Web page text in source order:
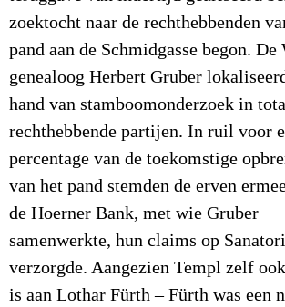
zoektocht naar de rechthebbenden
pand aan de Schmidgasse begon. De
genealoog Herbert Gruber
hand van stamboomonderzoek in
rechthebbende partijen. In ruil voor
percentage van de toekomstige
van het pand stemden de erven
de Hoerner Bank, met wie Gruber
samenwerkte, hun claims op
verzorgde. Aangezien Templ zelf
is aan Lothar Fürth – Fürth was een